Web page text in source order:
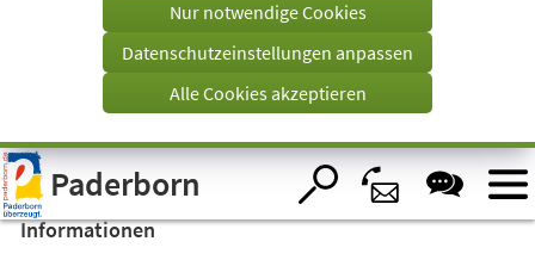
Visuelle
Assistenzsoftware
öffnen.
Tab)
Nur notwendige Cookies
Datenschutzeinstellungen anpassen
Alle Cookies akzeptieren
Paderborn
Informationen